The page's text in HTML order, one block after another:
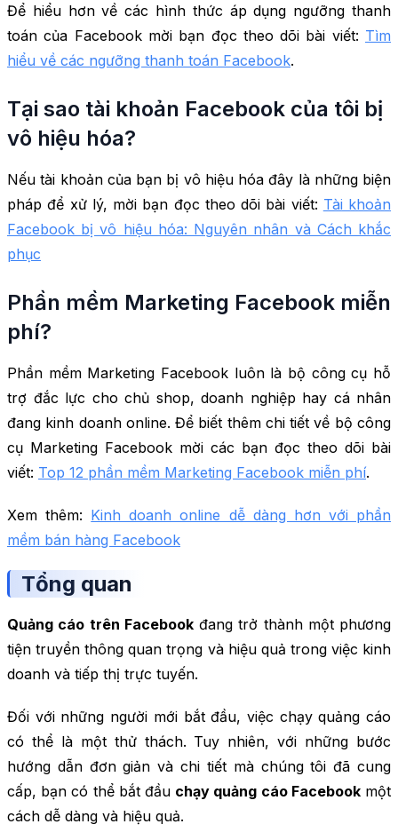
Để hiểu hơn về các hình thức áp dụng ngưỡng thanh
toán của Facebook mời bạn đọc theo dõi bài viết: Tìm
hiểu về các ngưỡng thanh toán Facebook.
Tại sao tài khoản Facebook của tôi bị
vô hiệu hóa?
Nếu tài khoản của bạn bị vô hiệu hóa đây là những biện
pháp để xử lý, mời bạn đọc theo dõi bài viết: Tài khoản
Facebook bị vô hiệu hóa: Nguyên nhân và Cách khắc
phục
Phần mềm Marketing Facebook miễn
phí?
Phần mềm Marketing Facebook luôn là bộ công cụ hỗ
trợ đắc lực cho chủ shop, doanh nghiệp hay cá nhân
đang kinh doanh online. Để biết thêm chi tiết về bộ công
cụ Marketing Facebook mời các bạn đọc theo dõi bài
viết: Top 12 phần mềm Marketing Facebook miễn phí.
Xem thêm: Kinh doanh online dễ dàng hơn với phần
mềm bán hàng Facebook
Tổng quan
Quảng cáo trên Facebookđang trở thành một phương
tiện truyền thông quan trọng và hiệu quả trong việc kinh
doanh và tiếp thị trực tuyến.
Đối với những người mới bắt đầu, việc chạy quảng cáo
có thể là một thử thách. Tuy nhiên, với những bước
hướng dẫn đơn giản và chi tiết mà chúng tôi đã cung
cấp, bạn có thể bắt đầu chạy quảng cáo Facebookmột
cách dễ dàng và hiệu quả.